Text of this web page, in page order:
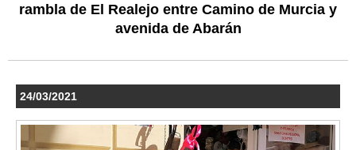
rambla de El Realejo entre Camino de Murcia y
avenida de Abarán
24/03/2021